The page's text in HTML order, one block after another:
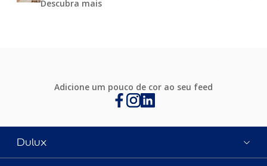
Descubra mais
Adicione um pouco de cor ao seu feed
Dulux